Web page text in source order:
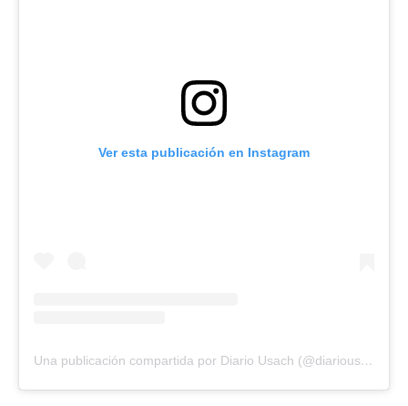
Ver esta publicación en Instagram
Una publicación compartida por Diario Usach (@diariousach)